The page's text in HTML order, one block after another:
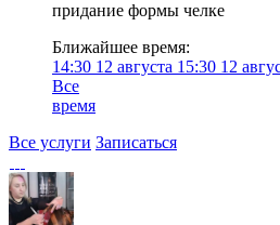
придание формы челке
Ближайшее время:
14:30 12 августа 15:30 12
Все
время
Все услуги Записаться